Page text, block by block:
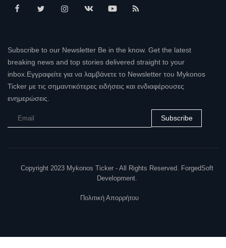
Subscribe to our Newsletter Be in the know. Get the latest
breaking news and top stories delivered straight to your
inbox.Εγγραφείτε για να λαμβάνετε το Newsletter του Mykonos
Ticker με τις σημαντικότερες ειδήσεις και ενδιαφέρουσες
ενημερώσεις.
Subscribe
Copyright 2023 Mykonos Ticker - All Rights Reserved. ForgedSoft
Development.
Πολιτική Απορρήτου